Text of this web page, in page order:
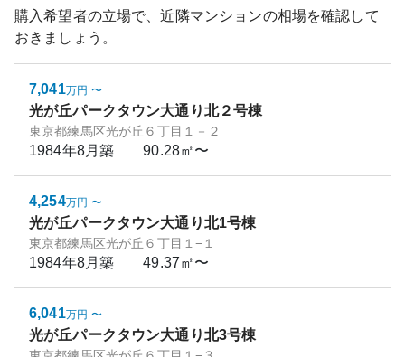
購入希望者の立場で、近隣マンションの相場を確認して
おきましょう。
7,041万円 〜
光が丘パークタウン大通り北２号棟
東京都練馬区光が丘６丁目１－２
1984年8月築 90.28㎡〜
4,254万円 〜
光が丘パークタウン大通り北1号棟
東京都練馬区光が丘６丁目１−１
1984年8月築 49.37㎡〜
6,041万円 〜
光が丘パークタウン大通り北3号棟